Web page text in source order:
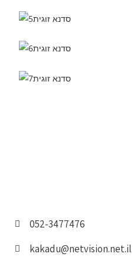
052-3477476
kakadu@netvision.net.il